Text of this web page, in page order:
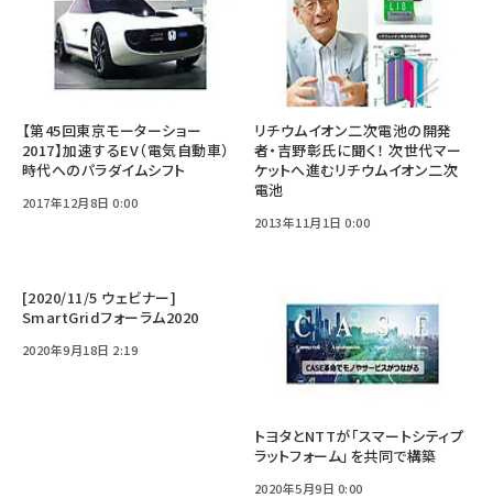
【第45回東京モーターショー
2017】加速するEV（電気自動車）
時代へのパラダイムシフト
2017年12月8日 0:00
リチウムイオン二次電池の開発
者・吉野彰氏に聞く！ 次世代マー
ケットへ進むリチウムイオン二次
電池
2013年11月1日 0:00
[2020/11/5 ウェビナー]
SmartGridフォーラム2020
2020年9月18日 2:19
トヨタとNTTが「スマートシティプ
ラットフォーム」を共同で構築
2020年5月9日 0:00